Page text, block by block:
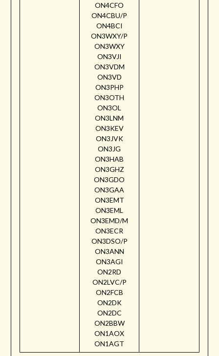
ON4CFO
ON4CBU/P
ON4BCI
ON3WXY/P
ON3WXY
ON3VJI
ON3VDM
ON3VD
ON3PHP
ON3OTH
ON3OL
ON3LNM
ON3KEV
ON3JVK
ON3JG
ON3HAB
ON3GHZ
ON3GDO
ON3GAA
ON3EMT
ON3EML
ON3EMD/M
ON3ECR
ON3DSO/P
ON3ANN
ON3AGI
ON2RD
ON2LVC/P
ON2FCB
ON2DK
ON2DC
ON2BBW
ON1AOX
ON1AGT